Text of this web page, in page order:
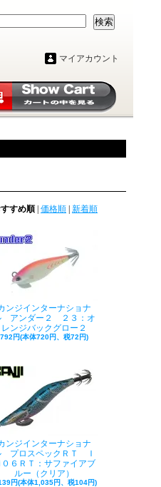
検索
マイアカウント
すめ順 価格順 新着順
ンジインターナショナ
アンダー２ ２３：オ
レンジバックグロー２
792円(本体720円、税72円)
ンジインターナショナ
プロスペックＲＴ Ｉ
０６ＲＴ：サファイアブ
ルー（クリア）
円(本体1,035円、税104円)